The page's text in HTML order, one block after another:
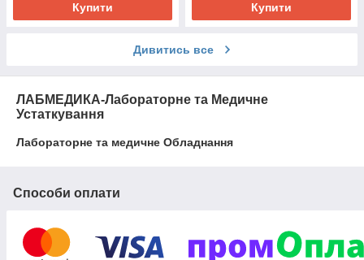
Купити Купити
Дивитись все
ЛАБМЕДИКА-Лабораторне та Медичне
Устаткування
Лабораторне та медичне Обладнання
Способи оплати